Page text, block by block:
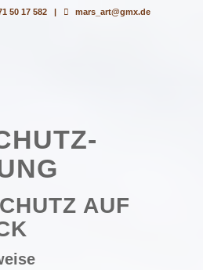
50 17 582 | mars_art@gmx.de
AUF